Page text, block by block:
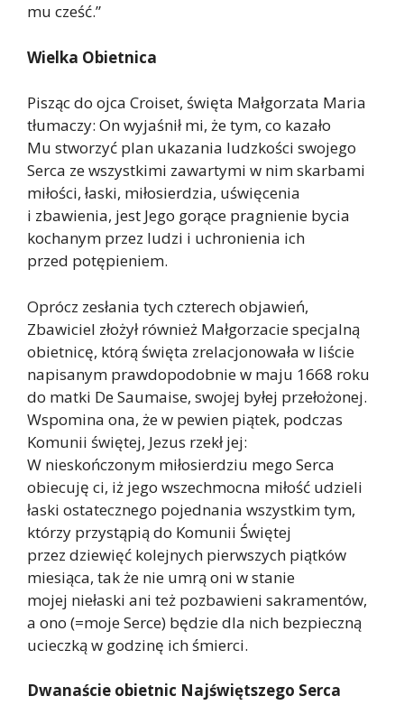
mu cześć.”
Wielka Obietnica
Pisząc do ojca Croiset, święta Małgorzata Maria
tłumaczy: On wyjaśnił mi, że tym, co kazało
Mu stworzyć plan ukazania ludzkości swojego
Serca ze wszystkimi zawartymi w nim skarbami
miłości, łaski, miłosierdzia, uświęcenia
i zbawienia, jest Jego gorące pragnienie bycia
kochanym przez ludzi i uchronienia ich
przed potępieniem.
Oprócz zesłania tych czterech objawień,
Zbawiciel złożył również Małgorzacie specjalną
obietnicę, którą święta zrelacjonowała w liście
napisanym prawdopodobnie w maju 1668 roku
do matki De Saumaise, swojej byłej przełożonej.
Wspomina ona, że w pewien piątek, podczas
Komunii świętej, Jezus rzekł jej:
W nieskończonym miłosierdziu mego Serca
obiecuję ci, iż jego wszechmocna miłość udzieli
łaski ostatecznego pojednania wszystkim tym,
którzy przystąpią do Komunii Świętej
przez dziewięć kolejnych pierwszych piątków
miesiąca, tak że nie umrą oni w stanie
mojej niełaski ani też pozbawieni sakramentów,
a ono (=moje Serce) będzie dla nich bezpieczną
ucieczką w godzinę ich śmierci.
Dwanaście obietnic Najświętszego Serca